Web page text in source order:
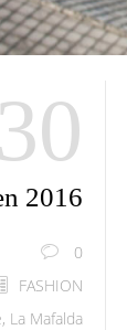
30
2016
0
FASHION
, La Mafalda